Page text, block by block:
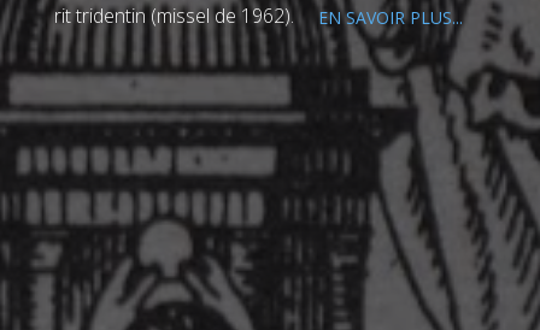
rit tridentin (missel de 1962).
EN SAVOIR PLUS...